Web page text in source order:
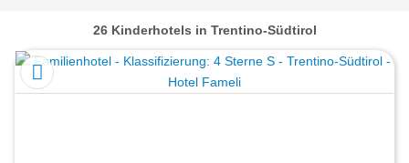
26Kinderhotels in Trentino-Südtirol